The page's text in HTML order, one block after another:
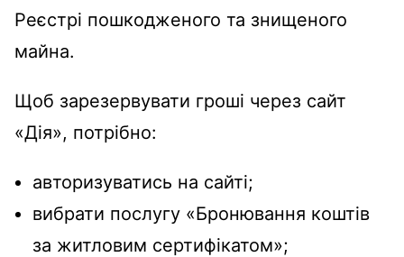
Реєстрі пошкодженого та знищеного
майна.
Щоб зарезервувати гроші через сайт
«Дія», потрібно:
авторизуватись на сайті;
вибрати послугу «Бронювання коштів
за житловим сертифікатом»;